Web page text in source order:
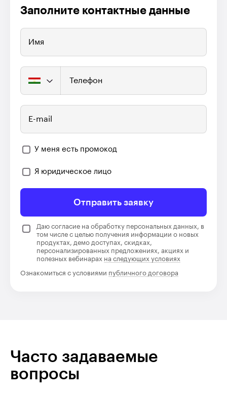
Заполните контактные данные
Имя
Телефон
E-mail
У меня есть промокод
Я юридическое лицо
Отправить заявку
Даю согласие на обработку персональных данных, в
том числе с целью получения информации о новых
продуктах, демо доступах, скидках,
персонализированных предложениях, акциях и
полезных вебинарах на следующих условиях
Ознакомиться с условиями публичного договора
Часто задаваемые
вопросы